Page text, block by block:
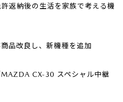
返納後の生活を家族で考える機
品改良し、新機種を追加
CX-30 スペシャル中継